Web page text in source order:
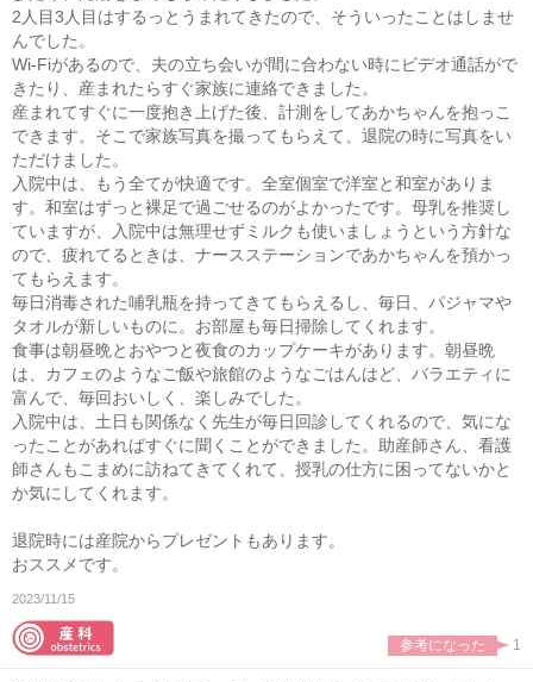
2人目3人目はするっとうまれてきたので、そういったことはしませ
んでした。
Wi-Fiがあるので、夫の立ち会いが間に合わない時にビデオ通話がで
きたり、産まれたらすぐ家族に連絡できました。
産まれてすぐに一度抱き上げた後、計測をしてあかちゃんを抱っこ
できます。そこで家族写真を撮ってもらえて、退院の時に写真をい
ただけました。
入院中は、もう全てが快適です。全室個室で洋室と和室がありま
す。和室はずっと裸足で過ごせるのがよかったです。母乳を推奨し
ていますが、入院中は無理せずミルクも使いましょうという方針な
ので、疲れてるときは、ナースステーションであかちゃんを預かっ
てもらえます。
毎日消毒された哺乳瓶を持ってきてもらえるし、毎日、パジャマや
タオルが新しいものに。お部屋も毎日掃除してくれます。
食事は朝昼晩とおやつと夜食のカップケーキがあります。朝昼晩
は、カフェのようなご飯や旅館のようなごはんはど、バラエティに
富んで、毎回おいしく、楽しみでした。
入院中は、土日も関係なく先生が毎日回診してくれるので、気にな
ったことがあればすぐに聞くことができました。助産師さん、看護
師さんもこまめに訪ねてきてくれて、授乳の仕方に困ってないかと
か気にしてくれます。
退院時には産院からプレゼントもあります。
おススメです。
2023/11/15
参考になった 1